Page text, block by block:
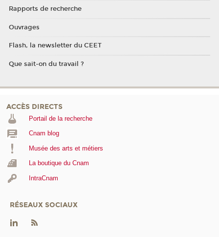
Rapports de recherche
Ouvrages
Flash, la newsletter du CEET
Que sait-on du travail ?
ACCÈS DIRECTS
Portail de la recherche
Cnam blog
Musée des arts et métiers
La boutique du Cnam
IntraCnam
RÉSEAUX SOCIAUX